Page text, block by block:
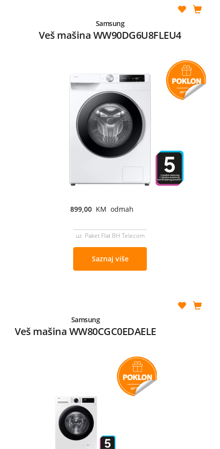
Samsung
Veš mašina WW90DG6U8FLEU4
899,00 KM odmah
uz Paket Flat BH Telecom
Saznaj više
Samsung
Veš mašina WW80CGC0EDAELE